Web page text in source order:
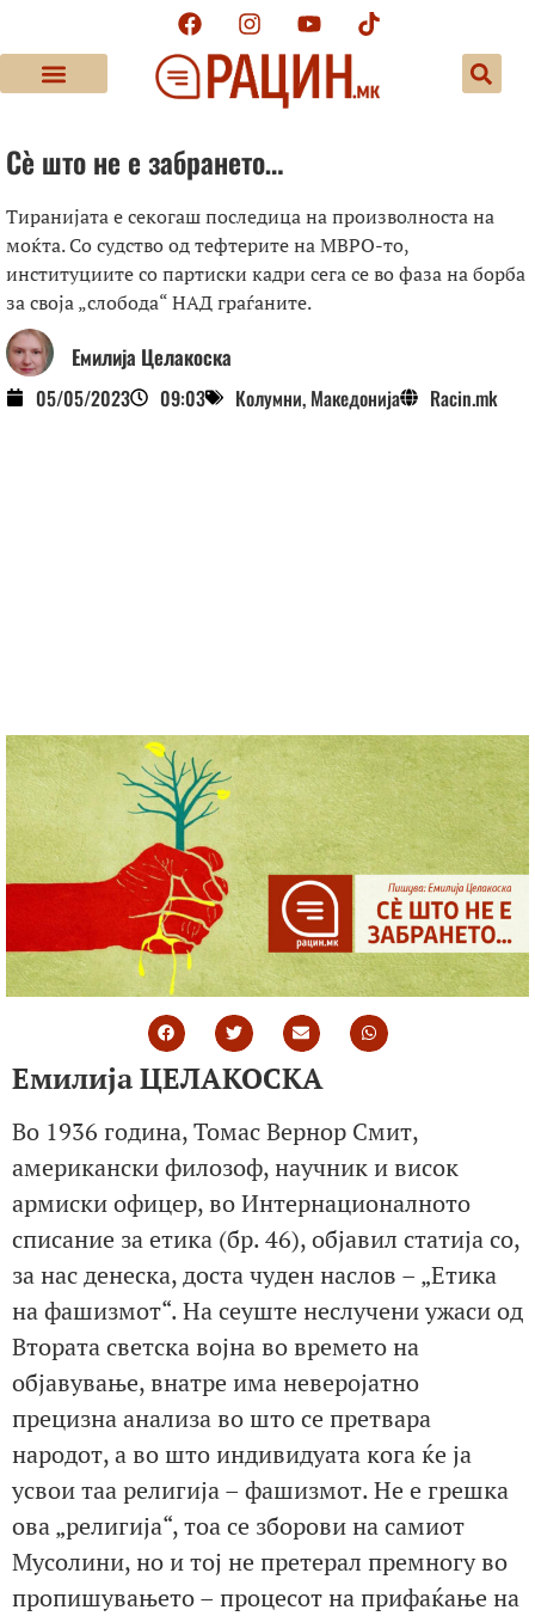
Сѐ што не е забрането…
Тиранијата е секогаш последица на произволноста на
моќта. Со судство од тефтерите на МВРО-то,
институциите со партиски кадри сега се во фаза на борба
за своја „слобода“ НАД граѓаните.
Емилија Целакоска
05/05/2023 09:03 Колумни, Македонија Racin.mk
Емилија ЦЕЛАКОСКА
Во 1936 година, Томас Вернор Смит,
американски филозоф, научник и висок
армиски офицер, во Интернационалното
списание за етика (бр. 46), објавил статија со,
за нас денеска, доста чуден наслов – „Етика
на фашизмот“. На сеуште неслучени ужаси од
Втората светска војна во времето на
објавување, внатре има неверојатно
прецизна анализа во што се претвара
народот, а во што индивидуата кога ќе ја
усвои таа религија – фашизмот. Не е грешка
ова „религија“, тоа се зборови на самиот
Мусолини, но и тој не претерал премногу во
пропишувањето – процесот на прифаќање на